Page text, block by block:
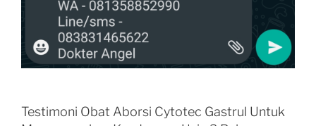
Testimoni Obat Aborsi Cytotec Gastrul Untuk